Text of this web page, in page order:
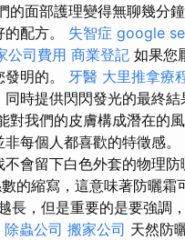
面部護理變得無聊幾分
配方。 失智症 google
公司費用 商業登記 如果您
明的。 牙醫 大里推拿療
時提供閃閃發光的最終結
對我們的皮膚構成潛在的
每個人都喜歡的特徵感。
不會留下白色外套的物理
的縮寫，這意味著防曬
長，但是重要的是要強調
除蟲公司 搬家公司 天然防